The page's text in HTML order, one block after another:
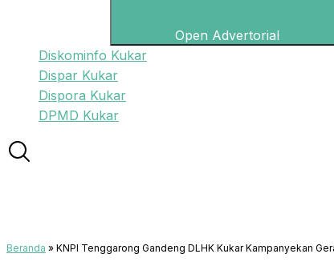
Open Advertorial
Diskominfo Kukar
Dispar Kukar
Dispora Kukar
DPMD Kukar
Beranda » KNPI Tenggarong Gandeng DLHK Kukar Kampanyekan